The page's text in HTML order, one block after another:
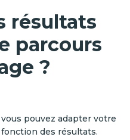
résultats
parcours
?
pouvez adapter votre
des résultats.